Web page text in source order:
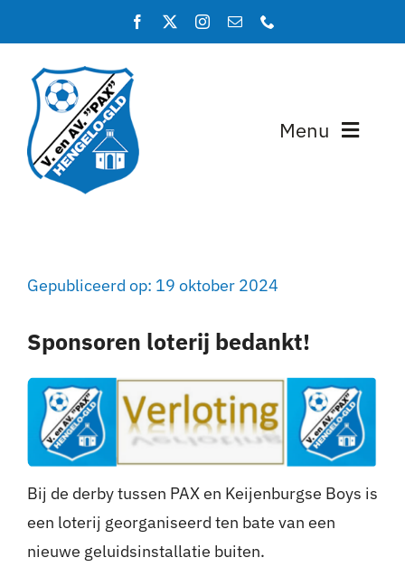
naar
inhoud
Menu
Teams
Lidmaatschap
Over PAX
Nieuws
Sponsoren
Contact
Gepubliceerd op: 19 oktober 2024
Sponsoren loterij bedankt!
Bij de derby tussen PAX en Keijenburgse Boys is
een loterij georganiseerd ten bate van een
nieuwe geluidsinstallatie buiten.